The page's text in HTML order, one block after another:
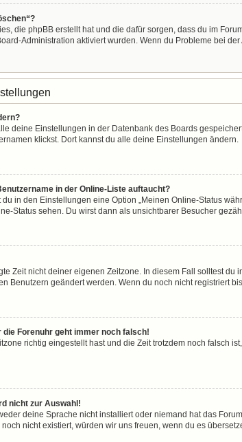
die phpBB erstellt hat und die dafür sorgen, dass du im
Administration aktiviert wurden. Wenn du Probleme bei
deine Einstellungen in der Datenbank des Boards
klickst. Dort kannst du alle deine Einstellungen ändern.
in der Online-Liste auftaucht?
in den Einstellungen eine Option „Meinen Online-Status
Status sehen. Du wirst dann als unsichtbarer Besucher
Zeit nicht deiner eigenen Zeitzone. In diesem Fall solltest
Benutzern geändert werden. Wenn du noch nicht registriert
Forenuhr geht immer noch falsch!
richtig eingestellt hast und die Zeit trotzdem noch falsch
nicht zur Auswahl!
deine Sprache nicht installiert oder niemand hat das
nicht existiert, würden wir uns freuen, wenn du es